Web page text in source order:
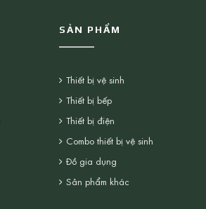
SẢN PHẨM
Thiết bị vệ sinh
Thiết bị bếp
Thiết bị điện
Combo thiết bị vệ sinh
Đồ gia dụng
Sản phẩm khác